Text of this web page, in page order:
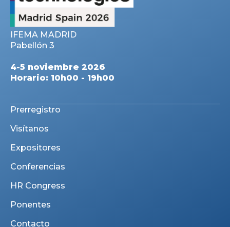
IFEMA MADRID
Pabellón 3
4-5 noviembre 2026
Horario: 10h00 - 19h00
Prerregistro
Visítanos
Expositores
Conferencias
HR Congress
Ponentes
Contacto